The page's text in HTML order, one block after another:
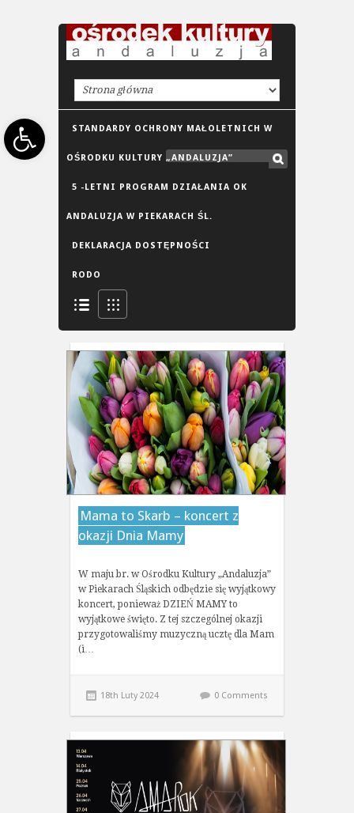
Open toolbarSTANDARDY OCHRONY MAŁOLETNICH W
OŚRODKU KULTURY „ANDALUZJA”
5 -LETNI PROGRAM DZIAŁANIA OK
ANDALUZJA W PIEKARACH ŚL.
DEKLARACJA DOSTĘPNOŚCI
RODO
Mama to Skarb – koncert z
okazji Dnia Mamy
W maju br. w Ośrodku Kultury „Andaluzja”
w Piekarach Śląskich odbędzie się wyjątkowy
koncert, ponieważ DZIEŃ MAMY to
wyjątkowe święto. Z tej szczególnej okazji
przygotowaliśmy muzyczną ucztę dla Mam
(i…
18th Luty 2024 0 Comments